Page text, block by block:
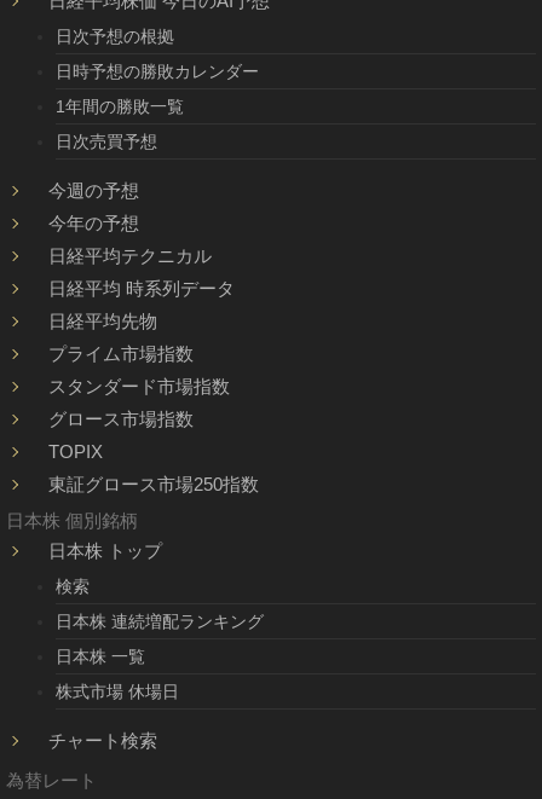
日次予想の根拠
日時予想の勝敗カレンダー
1年間の勝敗一覧
日次売買予想
今週の予想
今年の予想
日経平均テクニカル
日経平均 時系列データ
日経平均先物
プライム市場指数
スタンダード市場指数
グロース市場指数
TOPIX
東証グロース市場250指数
日本株 個別銘柄
日本株 トップ
検索
日本株 連続増配ランキング
日本株 一覧
株式市場 休場日
チャート検索
為替レート